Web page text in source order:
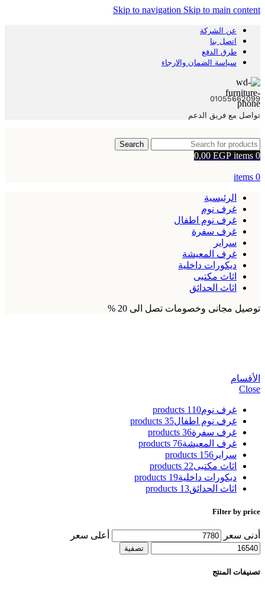
Skip to navigation Skip to main content
عن الشركة
اتصل بنا
طرق الدفع
سياسة الضمان والارجاء
01055662099
تواصل مع فريق الدعم
Search
0
items
0,00 EGP
0
items
الرئيسية
غرف نوم
غرف نوم اطفال
غرف سفرة
سراير
غرف المعيشة
ديكورات داخلية
اثاث مكتبى
اثاث الحدائق
توصيل مجانى وخصومات تصل الى 20 %
الأقسام
Close
غرف نوم110 products
غرف نوم اطفال35 products
غرف سفرة36 products
غرف المعيشة76 products
سراير 156 products
اثاث مكتبى22 products
ديكورات داخلية19 products
اثاث الحدائق13 products
Filter by price
أدنى سعر أعلى سعر
تصفية
تصنيفات المنتج